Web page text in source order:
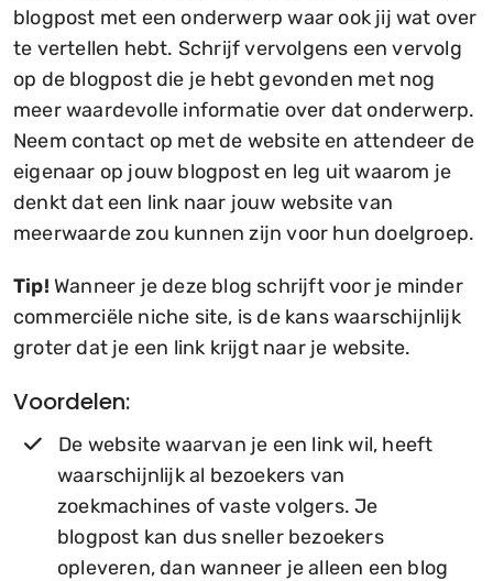
blogpost met een onderwerp waar ook jij wat over
te vertellen hebt. Schrijf vervolgens een vervolg
op de blogpost die je hebt gevonden met nog
meer waardevolle informatie over dat onderwerp.
Neem contact op met de website en attendeer de
eigenaar op jouw blogpost en leg uit waarom je
denkt dat een link naar jouw website van
meerwaarde zou kunnen zijn voor hun doelgroep.
Tip! Wanneer je deze blog schrijft voor je minder
commerciële niche site, is de kans waarschijnlijk
groter dat je een link krijgt naar je website.
Voordelen:
De website waarvan je een link wil, heeft
waarschijnlijk al bezoekers van
zoekmachines of vaste volgers. Je
blogpost kan dus sneller bezoekers
opleveren, dan wanneer je alleen een blog